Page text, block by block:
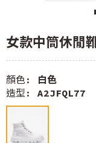
女款中筒休閒
顏色: 白色
造型: A2JFQL77